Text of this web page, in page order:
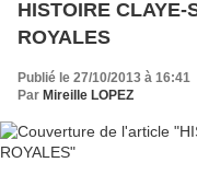
HISTOIRE CLAYE-
ROYALES
Publié le 27/10/2013 à 16:41
Par Mireille LOPEZ